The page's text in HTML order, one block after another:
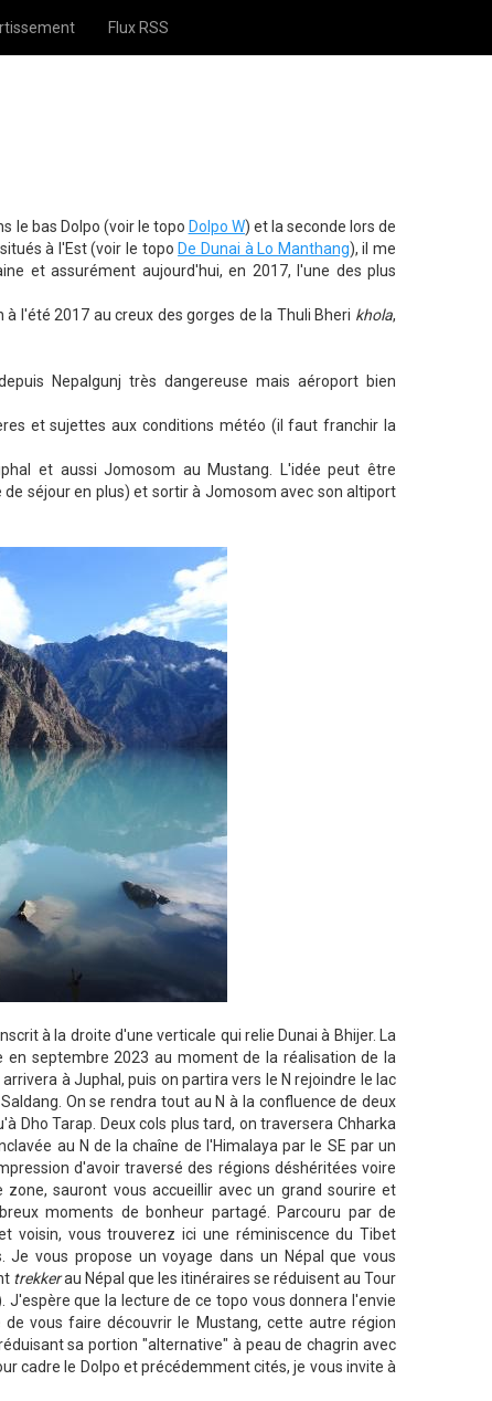
Flux RSS
le bas Dolpo (voir le topo Dolpo W) et la seconde lors de
à l'Est (voir le topo De Dunai à Lo Manthang), il me
et assurément aujourd'hui, en 2017, l'une des plus
l'été 2017 au creux des gorges de la Thuli Bheri khola,
Nepalgunj très dangereuse mais aéroport bien
et sujettes aux conditions météo (il faut franchir la
et aussi Jomosom au Mustang. L'idée peut être
séjour en plus) et sortir à Jomosom avec son altiport
à la droite d'une verticale qui relie Dunai à Bhijer. La
septembre 2023 au moment de la réalisation de la
à Juphal, puis on partira vers le N rejoindre le lac
On se rendra tout au N à la confluence de deux
Dho Tarap. Deux cols plus tard, on traversera Chharka
au N de la chaîne de l'Himalaya par le SE par un
d'avoir traversé des régions déshéritées voire
sauront vous accueillir avec un grand sourire et
moments de bonheur partagé. Parcouru par de
voisin, vous trouverez ici une réminiscence du Tibet
vous propose un voyage dans un Népal que vous
trekkerau Népal que les itinéraires se réduisent au Tour
J'espère que la lecture de ce topo vous donnera l'envie
vous faire découvrir le Mustang, cette autre région
sa portion "alternative" à peau de chagrin avec
cadre le Dolpo et précédemment cités, je vous invite à